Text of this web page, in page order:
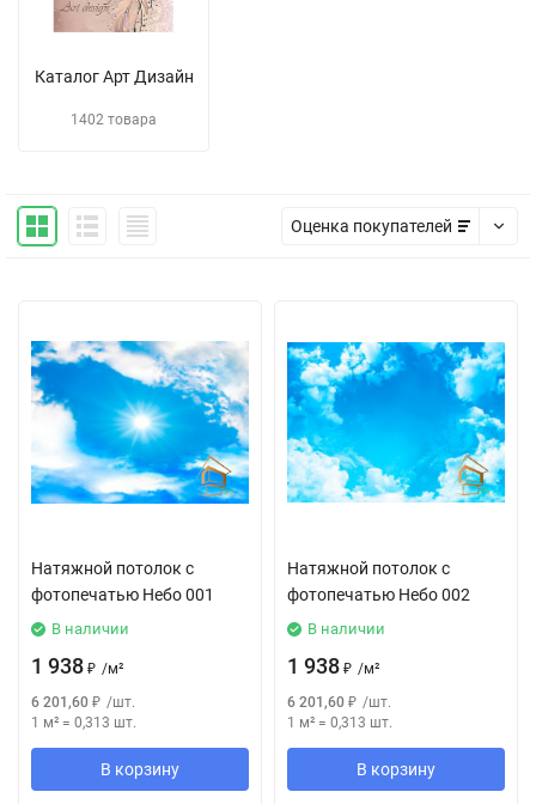
Каталог Арт Дизайн
1402 товара
Оценка покупателей
Натяжной потолок с
фотопечатью Небо 001
В наличии
1 938 ₽ /м²
6 201,60 ₽ /шт.
1 м² = 0,313 шт.
В корзину
Натяжной потолок с
фотопечатью Небо 002
В наличии
1 938 ₽ /м²
6 201,60 ₽ /шт.
1 м² = 0,313 шт.
В корзину